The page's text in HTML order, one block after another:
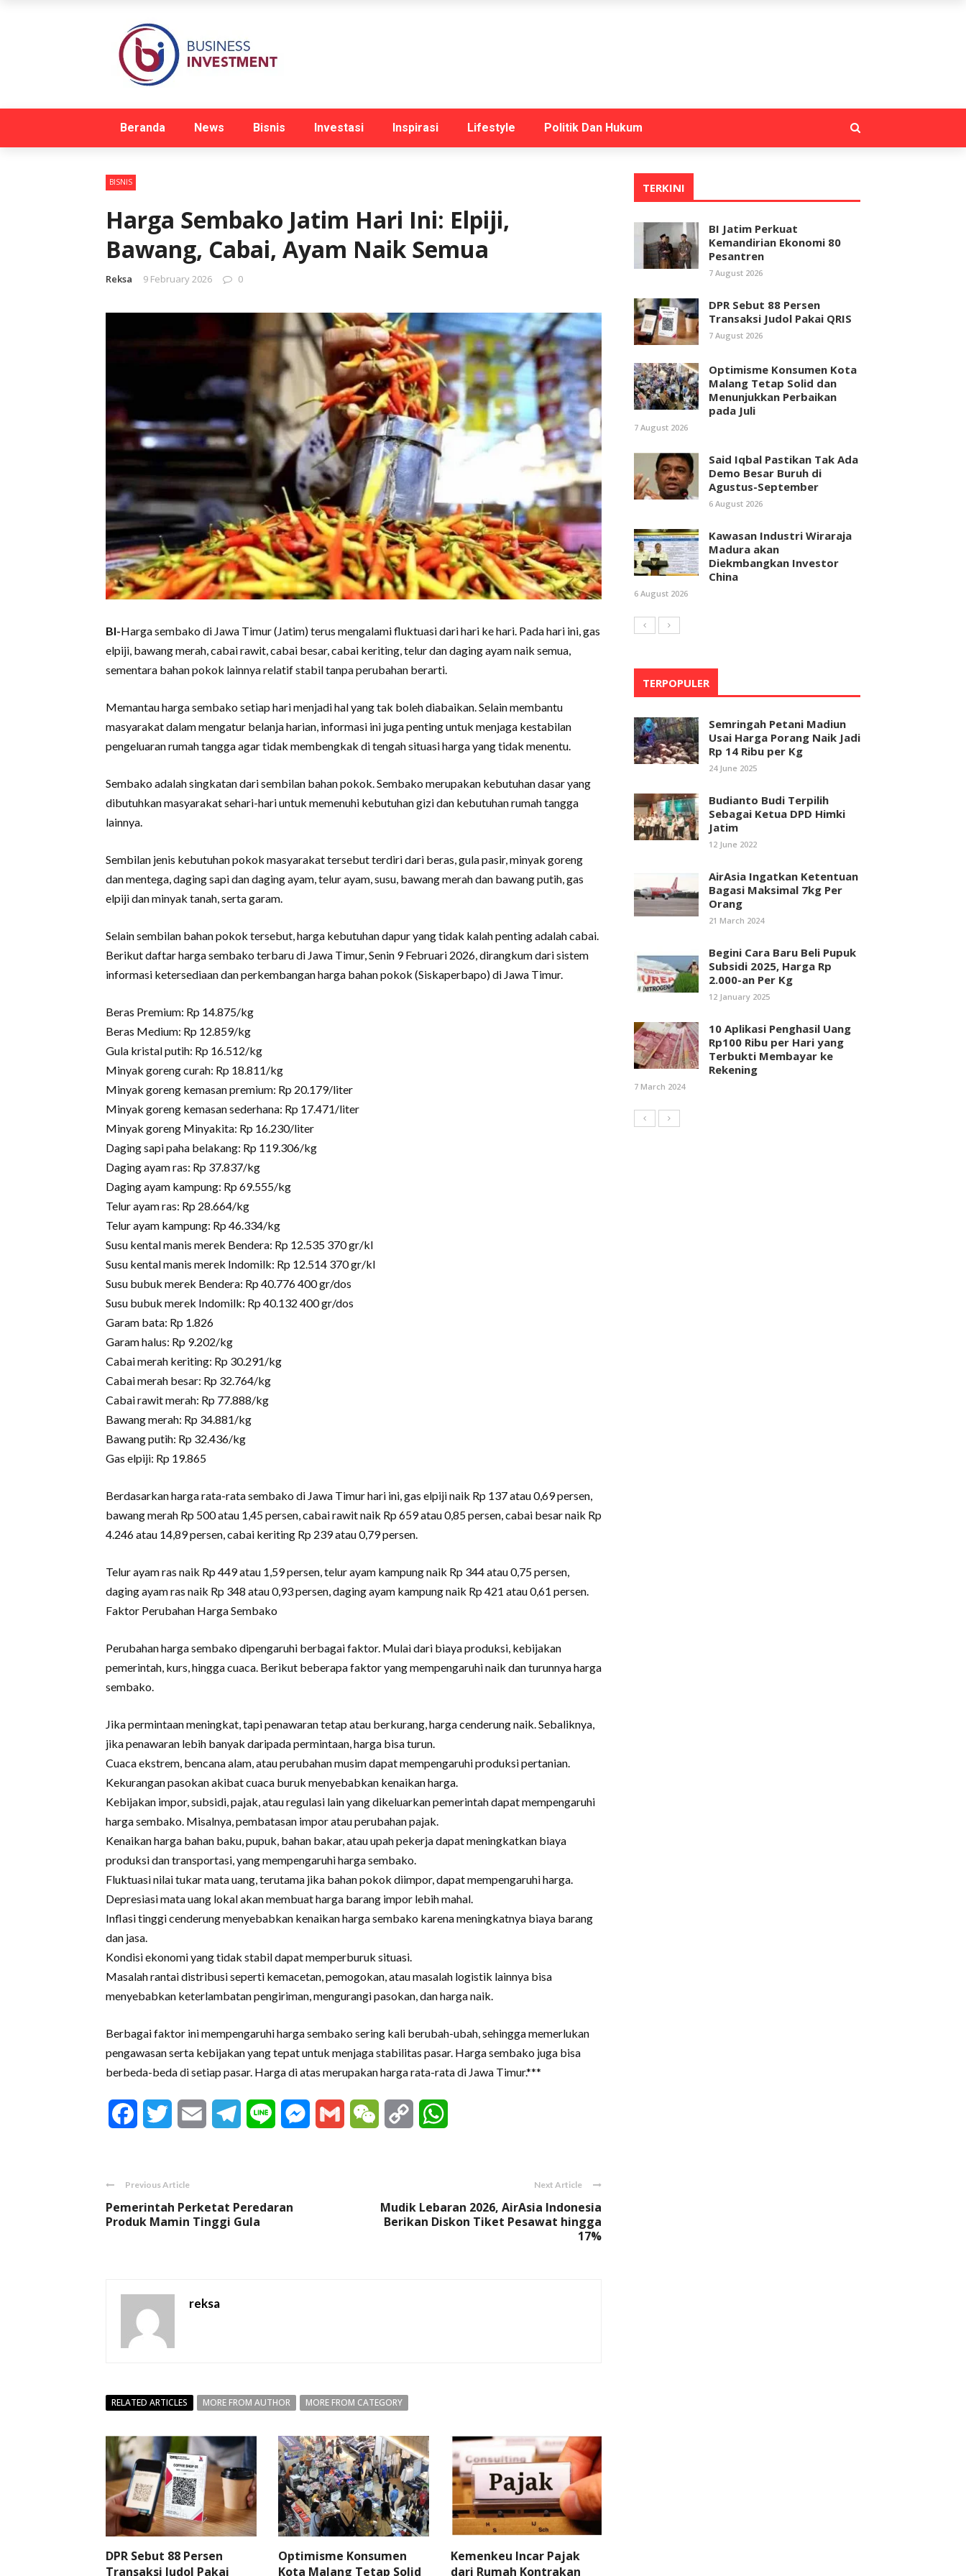
Beranda News Bisnis Investasi Inspirasi Lifestyle Politik Dan Hukum
BISNIS
Harga Sembako Jatim Hari Ini: Elpiji,
Bawang, Cabai, Ayam Naik Semua
Reksa 9 February 2026 0
BI-Harga sembako di Jawa Timur (Jatim) terus mengalami fluktuasi dari hari ke hari. Pada hari ini, gas
elpiji, bawang merah, cabai rawit, cabai besar, cabai keriting, telur dan daging ayam naik semua,
sementara bahan pokok lainnya relatif stabil tanpa perubahan berarti.
Memantau harga sembako setiap hari menjadi hal yang tak boleh diabaikan. Selain membantu
masyarakat dalam mengatur belanja harian, informasi ini juga penting untuk menjaga kestabilan
pengeluaran rumah tangga agar tidak membengkak di tengah situasi harga yang tidak menentu.
Sembako adalah singkatan dari sembilan bahan pokok. Sembako merupakan kebutuhan dasar yang
dibutuhkan masyarakat sehari-hari untuk memenuhi kebutuhan gizi dan kebutuhan rumah tangga
lainnya.
Sembilan jenis kebutuhan pokok masyarakat tersebut terdiri dari beras, gula pasir, minyak goreng
dan mentega, daging sapi dan daging ayam, telur ayam, susu, bawang merah dan bawang putih, gas
elpiji dan minyak tanah, serta garam.
Selain sembilan bahan pokok tersebut, harga kebutuhan dapur yang tidak kalah penting adalah cabai.
Berikut daftar harga sembako terbaru di Jawa Timur, Senin 9 Februari 2026, dirangkum dari sistem
informasi ketersediaan dan perkembangan harga bahan pokok (Siskaperbapo) di Jawa Timur.
Beras Premium: Rp 14.875/kg
Beras Medium: Rp 12.859/kg
Gula kristal putih: Rp 16.512/kg
Minyak goreng curah: Rp 18.811/kg
Minyak goreng kemasan premium: Rp 20.179/liter
Minyak goreng kemasan sederhana: Rp 17.471/liter
Minyak goreng Minyakita: Rp 16.230/liter
Daging sapi paha belakang: Rp 119.306/kg
Daging ayam ras: Rp 37.837/kg
Daging ayam kampung: Rp 69.555/kg
Telur ayam ras: Rp 28.664/kg
Telur ayam kampung: Rp 46.334/kg
Susu kental manis merek Bendera: Rp 12.535 370 gr/kl
Susu kental manis merek Indomilk: Rp 12.514 370 gr/kl
Susu bubuk merek Bendera: Rp 40.776 400 gr/dos
Susu bubuk merek Indomilk: Rp 40.132 400 gr/dos
Garam bata: Rp 1.826
Garam halus: Rp 9.202/kg
Cabai merah keriting: Rp 30.291/kg
Cabai merah besar: Rp 32.764/kg
Cabai rawit merah: Rp 77.888/kg
Bawang merah: Rp 34.881/kg
Bawang putih: Rp 32.436/kg
Gas elpiji: Rp 19.865
Berdasarkan harga rata-rata sembako di Jawa Timur hari ini, gas elpiji naik Rp 137 atau 0,69 persen,
bawang merah Rp 500 atau 1,45 persen, cabai rawit naik Rp 659 atau 0,85 persen, cabai besar naik Rp
4.246 atau 14,89 persen, cabai keriting Rp 239 atau 0,79 persen.
Telur ayam ras naik Rp 449 atau 1,59 persen, telur ayam kampung naik Rp 344 atau 0,75 persen,
daging ayam ras naik Rp 348 atau 0,93 persen, daging ayam kampung naik Rp 421 atau 0,61 persen.
Faktor Perubahan Harga Sembako
Perubahan harga sembako dipengaruhi berbagai faktor. Mulai dari biaya produksi, kebijakan
pemerintah, kurs, hingga cuaca. Berikut beberapa faktor yang mempengaruhi naik dan turunnya harga
sembako.
Jika permintaan meningkat, tapi penawaran tetap atau berkurang, harga cenderung naik. Sebaliknya,
jika penawaran lebih banyak daripada permintaan, harga bisa turun.
Cuaca ekstrem, bencana alam, atau perubahan musim dapat mempengaruhi produksi pertanian.
Kekurangan pasokan akibat cuaca buruk menyebabkan kenaikan harga.
Kebijakan impor, subsidi, pajak, atau regulasi lain yang dikeluarkan pemerintah dapat mempengaruhi
harga sembako. Misalnya, pembatasan impor atau perubahan pajak.
Kenaikan harga bahan baku, pupuk, bahan bakar, atau upah pekerja dapat meningkatkan biaya
produksi dan transportasi, yang mempengaruhi harga sembako.
Fluktuasi nilai tukar mata uang, terutama jika bahan pokok diimpor, dapat mempengaruhi harga.
Depresiasi mata uang lokal akan membuat harga barang impor lebih mahal.
Inflasi tinggi cenderung menyebabkan kenaikan harga sembako karena meningkatnya biaya barang
dan jasa.
Kondisi ekonomi yang tidak stabil dapat memperburuk situasi.
Masalah rantai distribusi seperti kemacetan, pemogokan, atau masalah logistik lainnya bisa
menyebabkan keterlambatan pengiriman, mengurangi pasokan, dan harga naik.
Berbagai faktor ini mempengaruhi harga sembako sering kali berubah-ubah, sehingga memerlukan
pengawasan serta kebijakan yang tepat untuk menjaga stabilitas pasar. Harga sembako juga bisa
berbeda-beda di setiap pasar. Harga di atas merupakan harga rata-rata di Jawa Timur.***
FacebookTwitter Email Telegram
Line Messenger
Gmail WeChat Copy
Previous Article
Pemerintah Perketat Peredaran
Produk Mamin Tinggi Gula
Next Article
Mudik Lebaran 2026, AirAsia Indonesia
Berikan Diskon Tiket Pesawat hingga
17%
reksa
RELATED ARTICLES MORE FROM AUTHOR MORE FROM CATEGORY
DPR Sebut 88 Persen
Transaksi Judol Pakai
Optimisme Konsumen
Kota Malang Tetap Solid
Kemenkeu Incar Pajak
dari Rumah Kontrakan
TERKINI
BI Jatim Perkuat
Kemandirian Ekonomi 80
Pesantren
7 August 2026
DPR Sebut 88 Persen
Transaksi Judol Pakai QRIS
7 August 2026
Optimisme Konsumen Kota
Malang Tetap Solid dan
Menunjukkan Perbaikan
pada Juli
7 August 2026
Said Iqbal Pastikan Tak Ada
Demo Besar Buruh di
Agustus-September
6 August 2026
Kawasan Industri Wiraraja
Madura akan
Diekmbangkan Investor
China
6 August 2026
TERPOPULER
Semringah Petani Madiun
Usai Harga Porang Naik Jadi
Rp 14 Ribu per Kg
24 June 2025
Budianto Budi Terpilih
Sebagai Ketua DPD Himki
Jatim
12 June 2022
AirAsia Ingatkan Ketentuan
Bagasi Maksimal 7kg Per
Orang
21 March 2024
Begini Cara Baru Beli Pupuk
Subsidi 2025, Harga Rp
2.000-an Per Kg
12 January 2025
10 Aplikasi Penghasil Uang
Rp100 Ribu per Hari yang
Terbukti Membayar ke
Rekening
7 March 2024